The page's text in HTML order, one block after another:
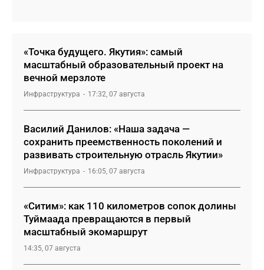
«Точка будущего. Якутия»: самый
масштабный образовательный проект на
вечной мерзлоте
Инфраструктура 17:32, 07 августа
Василий Данилов: «Наша задача —
сохранить преемственность поколений и
развивать строительную отрасль Якутии»
Инфраструктура 16:05, 07 августа
«Ситим»: как 110 километров сопок долины
Туймаада превращаются в первый
масштабный экомаршрут
14:35, 07 августа